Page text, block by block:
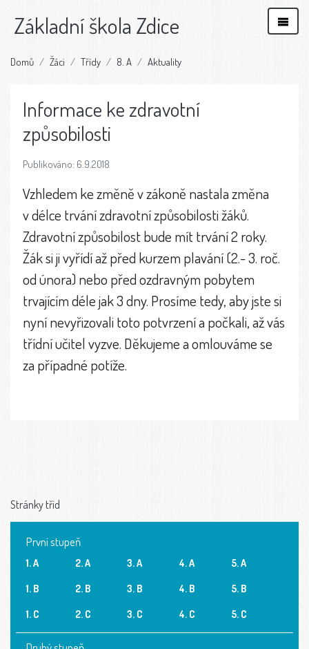
Základní škola Zdice
Domů Žáci Třídy 8. A Aktuality
Informace ke zdravotní
způsobilosti
Publikováno: 6.9.2018
Vzhledem ke změně v zákoně nastala změna
v délce trvání zdravotní způsobilosti žáků.
Zdravotní způsobilost bude mít trvání 2 roky.
Žák si ji vyřídí až před kurzem plavání (2.- 3. roč.
od února) nebo před ozdravným pobytem
trvajícím déle jak 3 dny. Prosíme tedy, aby jste si
nyní nevyřizovali toto potvrzení a počkali, až vás
třídní učitel vyzve. Děkujeme a omlouváme se
za případné potíže.
Stránky tříd
První stupeň
1. A
1. B
1. C
2. A
2. B
2. C
3. A
3. B
3. C
4. A
4. B
4. C
5. A
5. B
5. C